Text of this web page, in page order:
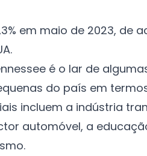
em maio de 2023, de
é o lar de
do país em
incluem a indústria
automóvel, a